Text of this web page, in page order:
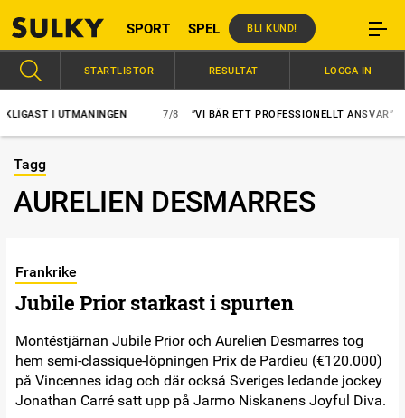
SPORT SPEL BLI KUND!
I UTMANINGEN ”VI BÄR ETT PROFESSIONELLT ANSVAR”
STARTLISTOR RESULTAT LOGGA IN
Tagg
AURELIEN DESMARRES
Frankrike
Jubile Prior starkast i spurten
Montéstjärnan Jubile Prior och Aurelien Desmarres tog
hem semi-classique-löpningen Prix de Pardieu (€120.000)
på Vincennes idag och där också Sveriges ledande jockey
Jonathan Carré satt upp på Jarmo Niskanens Joyful Diva.